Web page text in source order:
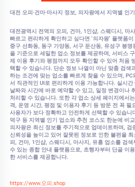
대전 오피·건마·마사지 정보, 의자왕에서 지역별 인
대전광역시 전역의 오피, 건마, 1인샵, 스웨디시, 마
빠르고 편리하게 확인하고 싶다면 ‘의자왕’ 플랫폼
중구 선화동, 동구 가양동, 서구 둔산동, 유성구 봉
을 기준으로 세밀한 업소 정보를 제공하며, 서비스
제 이용 후기와 평점까지 모두 확인할 수 있어 처음
택할 수 있습니다. 단순 정보 나열이 아닌 맞춤 검색
하는 조건에 맞는 업소를 빠르게 찾을 수 있으며,
서 직관적인 UI로 편리하게 이용 가능합니다. 실시
날짜와 시간에 바로 예약할 수 있고, 일정 변경이나
처리할 수 있습니다. 또한 각 업소 상세 페이지에서
격, 운영 시간, 평점 및 이용자 후기 등 방문 전 꼭 필
사용자가 보다 정확하고 안전하게 선택할 수 있습니
덕구 등 지역별 인기 업소와 추천 코스도 한눈에 비
의자왕은 최신 정보를 주기적으로 업데이트하며, 검
신뢰성을 높이고 있어 잘못된 정보로 인한 불편을
피, 건마, 1인샵, 스웨디시, 마사지, 유흥 업소를 검
수 있는 종합 안내 플랫폼으로, 초행자부터 단골 이
한 서비스를 제공합니다.
https://www.오피.shop